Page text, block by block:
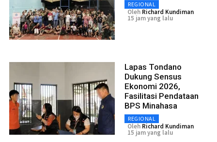
REGIONAL
Oleh Richard Kundiman
15 jam yang lalu
Lapas Tondano
Dukung Sensus
Ekonomi 2026,
Fasilitasi Pendataan
BPS Minahasa
REGIONAL
Oleh Richard Kundiman
15 jam yang lalu